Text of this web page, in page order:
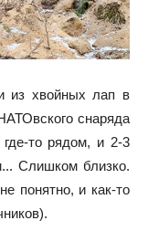
из хвойных лап в
снаряда
то рядом, и 2-3
Слишком близко.
понятно, и как-то